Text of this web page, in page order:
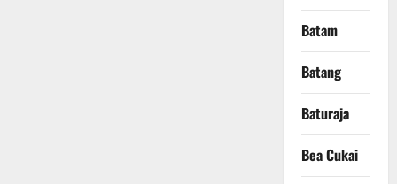
Batam
Batang
Baturaja
Bea Cukai